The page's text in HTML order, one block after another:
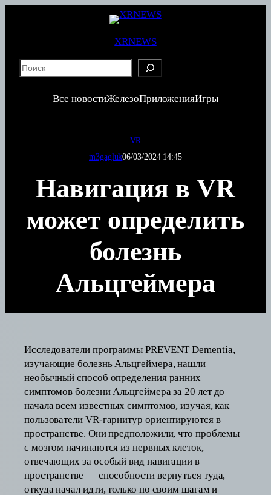
XRNEWS
Все новостиЖелезоПриложенияИгры
VR
m3gagluk06/03/2024 14:45
Навигация в VR
может определить
болезнь
Альцгеймера
Исследователи программы PREVENT Dementia,
изучающие болезнь Альцгеймера, нашли
необычный способ определения ранних
симптомов болезни Альцгеймера за 20 лет до
начала всем известных симптомов, изучая, как
пользователи VR-гарнитур ориентируются в
пространстве. Они предположили, что проблемы
с мозгом начинаются из нервных клеток,
отвечающих за особый вид навигации в
пространстве — способности вернуться туда,
откуда начал идти, только по своим шагам и